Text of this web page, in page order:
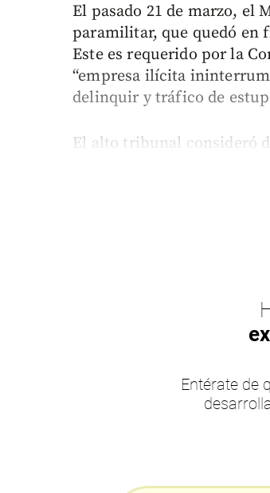
El pasado 21 de marzo,
paramilitar, que quedó en
Este es requerido por la
“empresa ilícita
delinquir y tráfico de
El alto tribunal consideró
Entérate de